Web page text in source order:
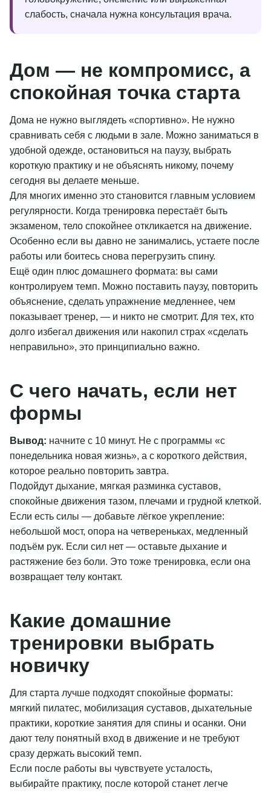
слабость, сначала нужна консультация врача.
Дом — не компромисс, а
спокойная точка старта
Дома не нужно выглядеть «спортивно». Не нужно
сравнивать себя с людьми в зале. Можно заниматься в
удобной одежде, остановиться на паузу, выбрать
короткую практику и не объяснять никому, почему
сегодня вы делаете меньше.
Для многих именно это становится главным условием
регулярности. Когда тренировка перестаёт быть
экзаменом, тело спокойнее откликается на движение.
Особенно если вы давно не занимались, устаете после
работы или боитесь снова перегрузить спину.
Ещё один плюс домашнего формата: вы сами
контролируем темп. Можно поставить паузу, повторить
объяснение, сделать упражнение медленнее, чем
показывает тренер, — и никто не смотрит. Для тех, кто
долго избегал движения или накопил страх «сделать
неправильно», это принципиально важно.
С чего начать, если нет
формы
Вывод: начните с 10 минут. Не с программы «с
понедельника новая жизнь», а с короткого действия,
которое реально повторить завтра.
Подойдут дыхание, мягкая разминка суставов,
спокойные движения тазом, плечами и грудной клеткой.
Если есть силы — добавьте лёгкое укрепление:
небольшой мост, опора на четвереньках, медленный
подъём рук. Если сил нет — оставьте дыхание и
растяжение без боли. Это тоже тренировка, если она
возвращает телу контакт.
Какие домашние
тренировки выбрать
новичку
Для старта лучше подходят спокойные форматы:
мягкий пилатес, мобилизация суставов, дыхательные
практики, короткие занятия для спины и осанки. Они
дают телу понятный вход в движение и не требуют
сразу держать высокий темп.
Если после работы вы чувствуете усталость,
выбирайте практику, после которой станет легче